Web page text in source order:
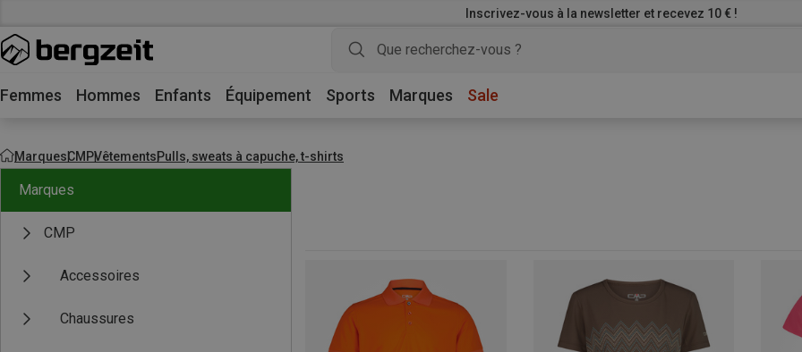
Inscrivez-vous à la newsletter et recevez 10 € !
Femmes Hommes Enfants Équipement Sports Marques Sale
MarquesCMPVêtementsPulls, sweats à capuche, t-shirts
Marques
CMP
Accessoires
Chaussures